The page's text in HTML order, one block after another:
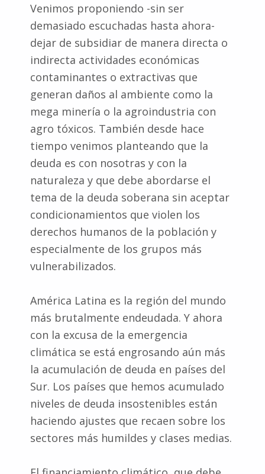
Venimos proponiendo -sin ser
demasiado escuchadas hasta ahora-
dejar de subsidiar de manera directa o
indirecta actividades económicas
contaminantes o extractivas que
generan daños al ambiente como la
mega minería o la agroindustria con
agro tóxicos. También desde hace
tiempo venimos planteando que la
deuda es con nosotras y con la
naturaleza y que debe abordarse el
tema de la deuda soberana sin aceptar
condicionamientos que violen los
derechos humanos de la población y
especialmente de los grupos más
vulnerabilizados.
América Latina es la región del mundo
más brutalmente endeudada. Y ahora
con la excusa de la emergencia
climática se está engrosando aún más
la acumulación de deuda en países del
Sur. Los países que hemos acumulado
niveles de deuda insostenibles están
haciendo ajustes que recaen sobre los
sectores más humildes y clases medias.